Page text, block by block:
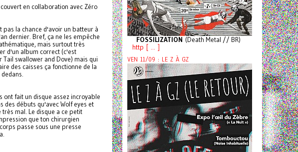
en collaboration avec Zéro
pas la chance d'avoir un batteur à
dernier. Bref, ça ne les empêche
mais surtout très
d'un album correct (c'est
swallower and Dove) mais qui
des caisses ça fonctionne de la
ont fait un disque assez incroyable
des débuts qu'avec Wolf eyes et
mal. Le disque a ce petit
que ton chirurgien
passe sous une presse
FOSSILIZATION (Death Metal // BR)
http [ ... ]
VEN 11/09 : LE Z À GZ